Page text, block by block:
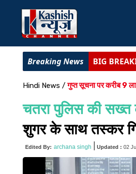
BIG
रांची में 77
BIHAR
BIG
BIHAR
Hindi News / गुप्त सूचना पर करीब 9
चतरा पुलिस की सख्त
शुगर के साथ तस्कर
Edited By: archana singh Updated : 02